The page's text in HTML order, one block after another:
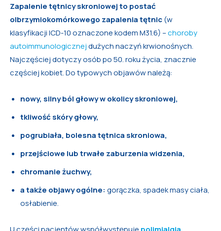
Zapalenie tętnicy skroniowej to postać
olbrzymiokomórkowego zapalenia tętnic(w
klasyfikacji ICD-10 oznaczone kodem M31.6) –choroby
autoimmunologicznejdużych naczyń krwionośnych.
Najczęściej dotyczy osób po 50. roku życia, znacznie
częściej kobiet. Do typowych objawów należą:
nowy, silny ból głowy w okolicy skroniowej,
tkliwość skóry głowy,
pogrubiała, bolesna tętnica skroniowa,
przejściowe lub trwałe zaburzenia widzenia,
chromanie żuchwy,
a także objawy ogólne: gorączka, spadek masy ciała,
osłabienie.